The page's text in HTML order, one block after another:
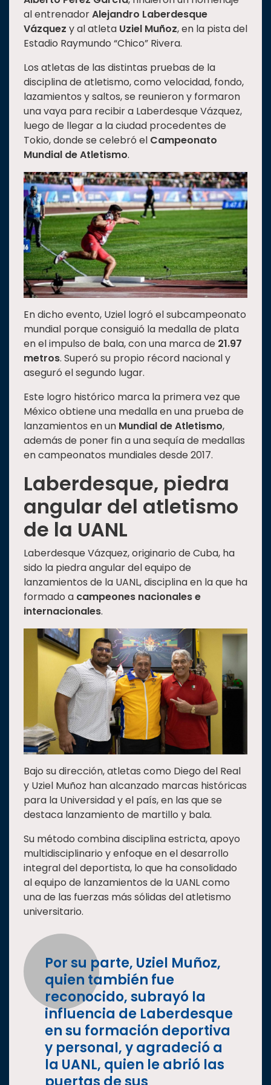
Estudiantes
Rectoría
Internacionalización
Responsabilidad
social
Vinculación
Historia
Universiada
Nacional
al entrenadorAlejandro Laberdesque
Vázquez y al atleta Uziel Muñoz, en la pista del
Estadio Raymundo “Chico” Rivera.
Los atletas de las distintas pruebas de la
disciplina de atletismo, como velocidad, fondo,
lazamientos y saltos, se reunieron y formaron
una vaya para recibir a Laberdesque Vázquez,
luego de llegar a la ciudad procedentes de
Tokio, donde se celebró el Campeonato
Mundial de Atletismo.
En dicho evento, Uziel logró el subcampeonato
mundial porque consiguió la medalla de plata
en el impulso de bala, con una marca de 21.97
metros. Superó su propio récord nacional y
aseguró el segundo lugar.
Este logro histórico marca la primera vez que
México obtiene una medalla en una prueba de
lanzamientos en un Mundial de Atletismo,
además de poner fin a una sequía de medallas
en campeonatos mundiales desde 2017.
Laberdesque, piedra
angular del atletismo
de la UANL
Laberdesque Vázquez, originario de Cuba, ha
sido la piedra angular del equipo de
lanzamientos de la UANL, disciplina en la que ha
formado a campeones nacionales e
internacionales.
Bajo su dirección, atletas como Diego del Real
y Uziel Muñoz han alcanzado marcas históricas
para la Universidad y el país, en las que se
destaca lanzamiento de martillo y bala.
Su método combina disciplina estricta, apoyo
multidisciplinario y enfoque en el desarrollo
integral del deportista, lo que ha consolidado
al equipo de lanzamientos de la UANL como
una de las fuerzas más sólidas del atletismo
universitario.
Por su parte, Uziel Muñoz,
quien también fue
reconocido, subrayó la
influencia de Laberdesque
en su formación deportiva
y personal, y agradeció a
la UANL, quien le abrió las